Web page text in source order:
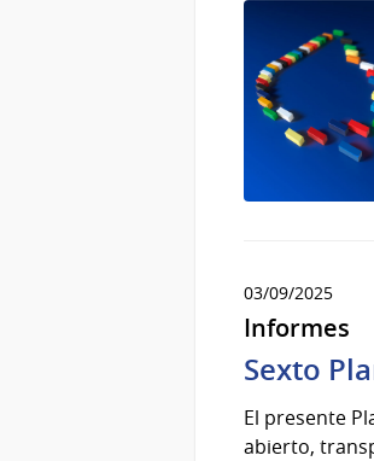
03/09/2025
Informes
Sexto
El presente
abierto,